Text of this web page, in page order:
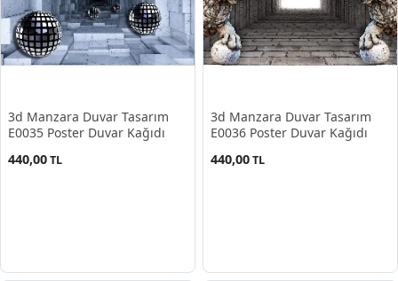
3d Manzara Duvar Tasarım
E0035 Poster Duvar Kağıdı
440,00TL
3d Manzara Duvar Tasarım
E0036 Poster Duvar Kağıdı
440,00TL